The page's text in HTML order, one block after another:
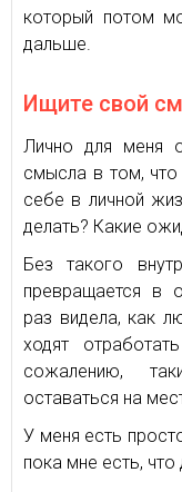
который потом
дальше.
Ищите свой
Лично для меня
смысла в том,
себе в личной
делать? Какие
Без такого
превращается в
раз видела, как
ходят
сожалению,
оставаться на
У меня есть
пока мне есть, что